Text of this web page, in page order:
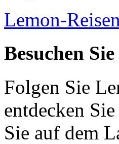
Lemon-Reisen
Besuchen
Folgen Sie
entdecken
Sie auf dem